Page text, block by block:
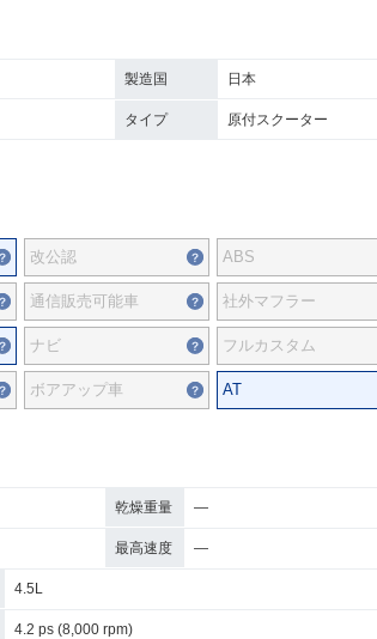
製造国 日本
タイプ 原付スクーター
改公認 ABS
通信販売可能車 社外マフラー
ナビ フルカスタム
ボアアップ車 AT
乾燥重量 ―
最高速度 ―
4.5L
4.2 ps (8,000 rpm)